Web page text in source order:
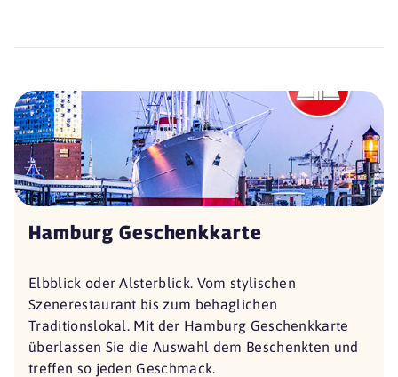
Hamburg Geschenkkarte
Elbblick oder Alsterblick. Vom stylischen
Szenerestaurant bis zum behaglichen
Traditionslokal. Mit der Hamburg Geschenkkarte
überlassen Sie die Auswahl dem Beschenkten und
treffen so jeden Geschmack.